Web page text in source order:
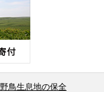
野鳥生息地の保全